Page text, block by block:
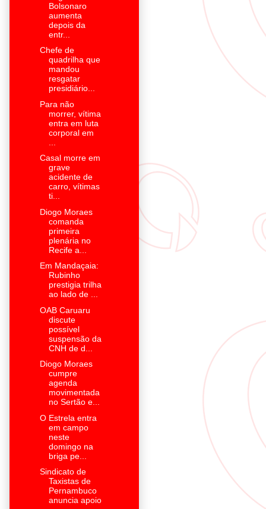
Bolsonaro
aumenta
depois da
entr...
Chefe de
quadrilha que
mandou
resgatar
presidiário...
Para não
morrer, vítima
entra em luta
corporal em
Casal morre em
grave
acidente de
carro, vítimas
ti...
Diogo Moraes
comanda
primeira
plenária no
Recife a...
Em Mandaçaia:
Rubinho
prestigia trilha
ao lado de ...
OAB Caruaru
discute
possível
suspensão da
CNH de d...
Diogo Moraes
cumpre
agenda
movimentada
no Sertão e...
O Estrela entra
em campo
neste
domingo na
briga pe...
Sindicato de
Taxistas de
Pernambuco
anuncia apoio